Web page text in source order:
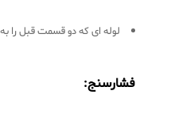
لوله ای که دو قسمت قبل را
فشارسنج: